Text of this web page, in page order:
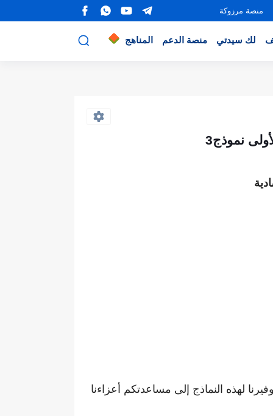
منصة مرزوكة
لك سيدتي منصة الدعم المناهج
نموذج3
لهذه النماذج إلى مساعدتكم أعزاءنا